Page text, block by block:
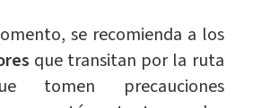
se recomienda a los
que transitan por la ruta
tomen precauciones